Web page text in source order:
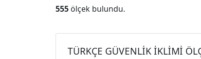
555 ölçek bulundu.
TÜRKÇE GÜVENLİK İKLİMİ